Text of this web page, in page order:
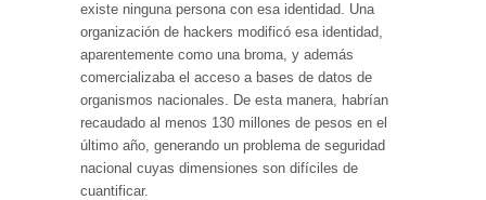
existe ninguna persona con esa identidad. Una
organización de hackers modificó esa identidad,
aparentemente como una broma, y además
comercializaba el acceso a bases de datos de
organismos nacionales. De esta manera, habrían
recaudado al menos 130 millones de pesos en el
último año, generando un problema de seguridad
nacional cuyas dimensiones son difíciles de
cuantificar.